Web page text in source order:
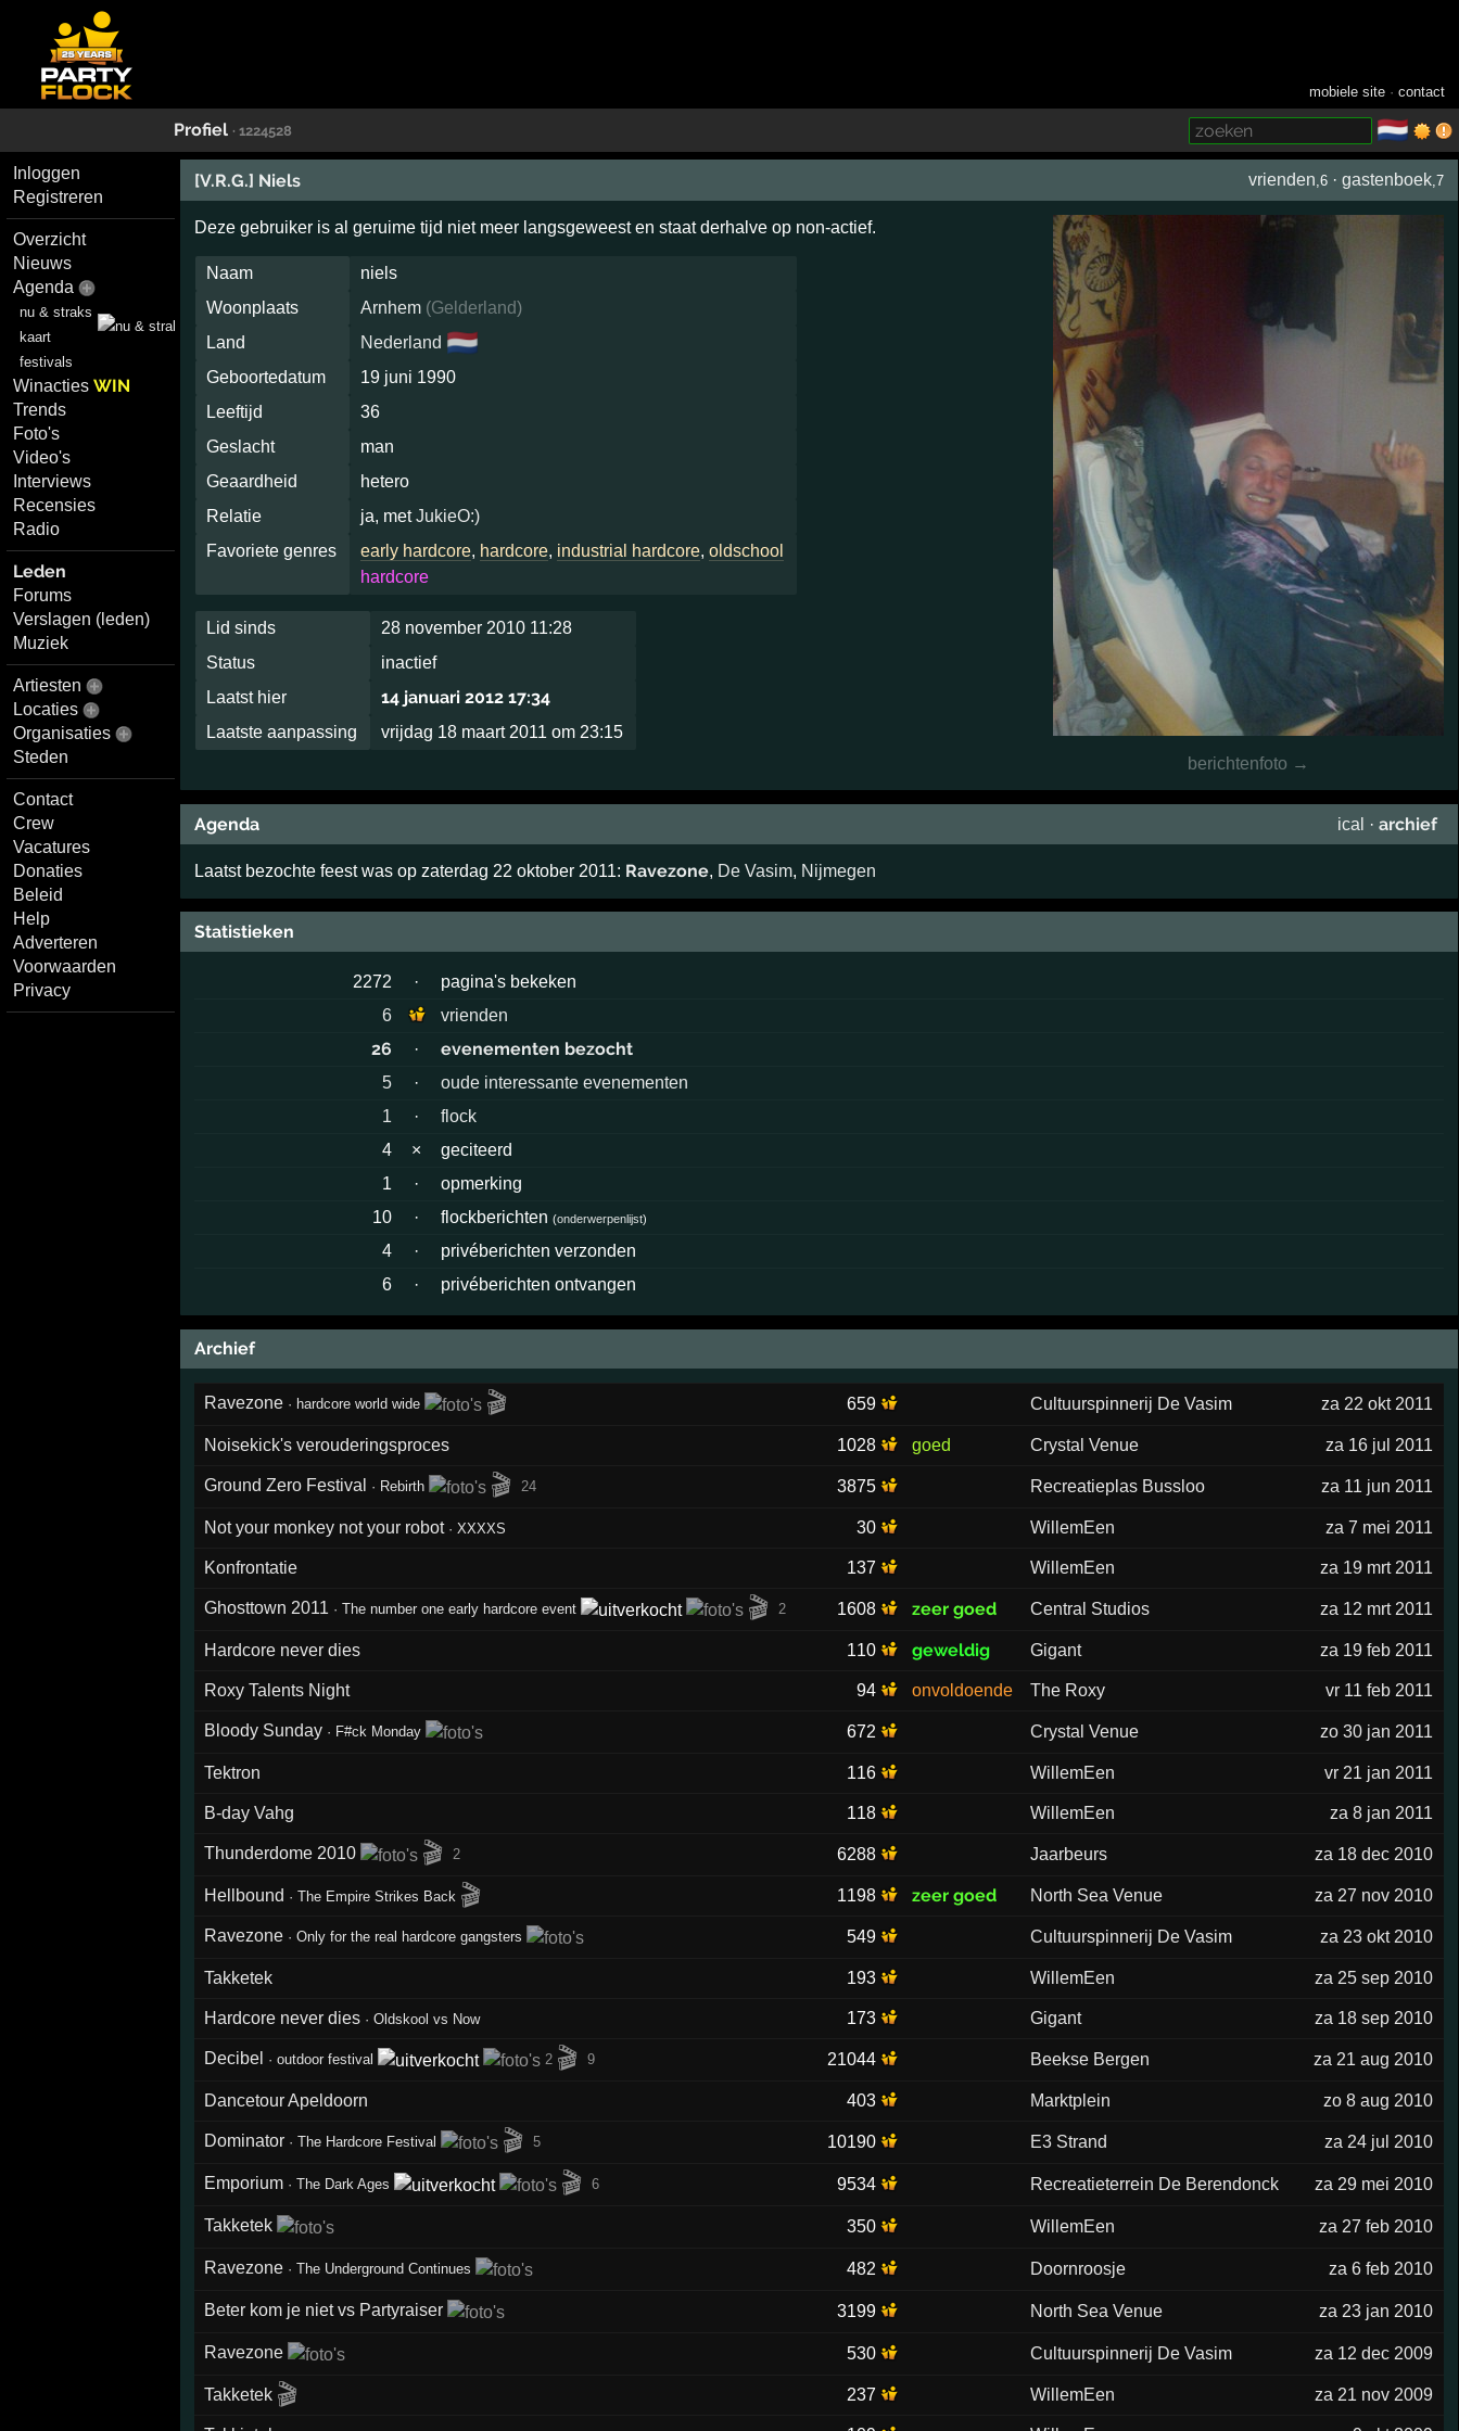
mobiele site ·contact
Profiel · 1224528 🇳🇱
Inloggen
Registreren
Overzicht
Nieuws
Agenda
nu & straks
kaart
festivals
WinactiesWIN
Trends
Foto's
Video's
Interviews
Recensies
Radio
Leden
Forums
Verslagen (leden)
Muziek
Artiesten
Locaties
Organisaties
Steden
Contact
Crew
Vacatures
Donaties
Beleid
Help
Adverteren
Voorwaarden
Privacy
[V.R.G.] Niels vrienden ,6 ·gastenboek ,7
berichtenfoto →
Deze gebruiker is al geruime tijd niet meer langsgeweest en staat derhalve op non-actief.
Naam
niels
Woonplaats
Arnhem (Gelderland)
Land
Nederland 🇳🇱
Geboortedatum
19 juni 1990
Leeftijd
36
Geslacht
man
Geaardheid
hetero
Relatie
ja, metJukieO:)
Favoriete genres
early hardcore, hardcore, industrial hardcore,oldschool
hardcore
Lid sinds
28 november 2010 11:28
Status
inactief
Laatst hier
14 januari 2012 17:34
Laatste aanpassing vrijdag 18 maart 2011 om 23:15
Agenda ical · archief
Laatst bezochte feest was op zaterdag 22 oktober 2011: Ravezone, De Vasim, Nijmegen
Statistieken
2272 ·
pagina's bekeken
6
vrienden
26 · evenementen bezocht
5 ·
oude interessante evenementen
1
·
flock
4
×
geciteerd
1
·
opmerking
10
· flockberichten(onderwerpenlijst)
4 ·
privéberichten verzonden
6
· privéberichten ontvangen
Archief
Ravezone · hardcore world wide 🎬 659 Cultuurspinnerij De Vasim za 22 okt 2011
Noisekick's verouderingsproces 1028 goed Crystal Venue za 16 jul 2011
Ground Zero Festival · Rebirth 🎬 24 3875 Recreatieplas Bussloo za 11 jun 2011
Not your monkey not your robot ·XXXXS 30 WillemEen za 7 mei 2011
Konfrontatie 137 WillemEen za 19 mrt 2011
Ghosttown 2011 ·The number one early hardcore event 🎬 2 1608 zeer goed Central Studios za 12 mrt 2011
Hardcore never dies 110 geweldig Gigant za 19 feb 2011
Roxy Talents Night 94 onvoldoende The Roxy vr 11 feb 2011
Bloody Sunday · F#ck Monday 672 Crystal Venue zo 30 jan 2011
Tektron 116 WillemEen vr 21 jan 2011
B-day Vahg 118 WillemEen za 8 jan 2011
Thunderdome 2010 🎬 2 6288 Jaarbeurs za 18 dec 2010
Hellbound ·The Empire Strikes Back 🎬 1198 zeer goed North Sea Venue za 27 nov 2010
Ravezone ·Only for the real hardcore gangsters 549 Cultuurspinnerij De Vasim za 23 okt 2010
Takketek 193 WillemEen za 25 sep 2010
Hardcore never dies ·Oldskool vs Now 173 Gigant za 18 sep 2010
Decibel ·outdoor festival 2 🎬 9 21044 Beekse Bergen za 21 aug 2010
Dancetour Apeldoorn 403 Marktplein zo 8 aug 2010
Dominator ·The Hardcore Festival 🎬 5 10190 E3 Strand za 24 jul 2010
Emporium ·The Dark Ages 🎬 6 9534 Recreatieterrein De Berendonck za 29 mei 2010
Takketek 350 WillemEen za 27 feb 2010
Ravezone ·The Underground Continues 482 Doornroosje za 6 feb 2010
Beter kom je niet vs Partyraiser 3199 North Sea Venue za 23 jan 2010
Ravezone 530 Cultuurspinnerij De Vasim za 12 dec 2009
Takketek 🎬 237 WillemEen za 21 nov 2009